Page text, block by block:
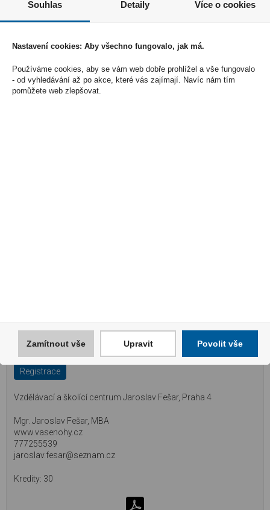
Hotel Olympik Congress, Praha 8
podologie@seznam.cz
Zarůstající nehty a rovnátka Ross Fraser - ortonyxie,
Goldstadt, Podofix, combiPED, B/S spange
Registrace
Vzdělávací a školící centrum Jaroslav Fešar, Praha 4
Mgr. Jaroslav Fešar, MBA
www.vasenohy.cz
777255539
jaroslav.fesar@seznam.cz
30
Souhlas Detaily Více o cookies
Nastavení cookies: Aby všechno fungovalo, jak má.
Používáme cookies, aby se vám web dobře prohlížel a vše fungovalo
- od vyhledávání až po akce, které vás zajímají. Navíc nám tím
pomůžete web zlepšovat.
Zamítnout vše Upravit Povolit vše